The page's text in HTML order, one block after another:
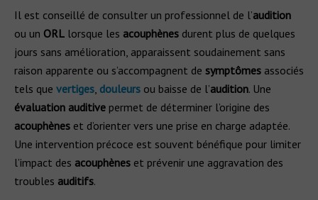
Il est conseillé de consulter un professionnel de l’audition
ou un ORL lorsque les acouphènes durent plus de quelques
jours sans amélioration, apparaissent soudainement sans
raison apparente ou s’accompagnent de symptômes associés
tels que vertiges, douleurs ou baisse de l’audition. Une
évaluation auditive permet de déterminer l’origine des
acouphènes et d’orienter vers une prise en charge adaptée.
Une intervention précoce est souvent bénéfique pour limiter
l’impact des acouphènes et prévenir une aggravation des
troubles auditifs.